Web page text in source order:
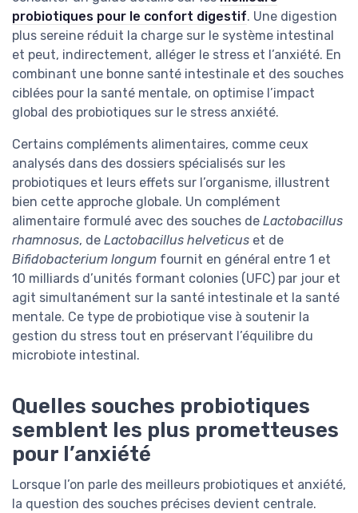
probiotiques pour le confort digestif. Une digestion
plus sereine réduit la charge sur le système intestinal
et peut, indirectement, alléger le stress et l’anxiété. En
combinant une bonne santé intestinale et des souches
ciblées pour la santé mentale, on optimise l’impact
global des probiotiques sur le stress anxiété.
Certains compléments alimentaires, comme ceux
analysés dans des dossiers spécialisés sur les
probiotiques et leurs effets sur l’organisme, illustrent
bien cette approche globale. Un complément
alimentaire formulé avec des souches de Lactobacillus
rhamnosus, de Lactobacillus helveticus et de
Bifidobacterium longum fournit en général entre 1 et
10 milliards d’unités formant colonies (UFC) par jour et
agit simultanément sur la santé intestinale et la santé
mentale. Ce type de probiotique vise à soutenir la
gestion du stress tout en préservant l’équilibre du
microbiote intestinal.
Quelles souches probiotiques
semblent les plus prometteuses
pour l’anxiété
Lorsque l’on parle des meilleurs probiotiques et anxiété,
la question des souches précises devient centrale.